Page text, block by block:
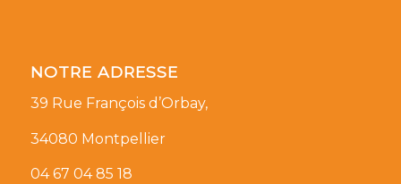
NOTRE ADRESSE
39 Rue François d’Orbay,
34080 Montpellier
04 67 04 85 18